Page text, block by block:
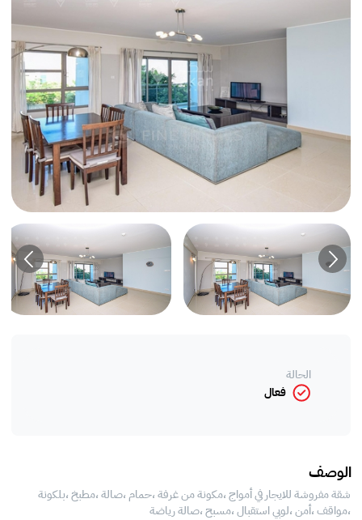
الحالة
فعال
الوصف
شقة مفروشة للايجار في أمواج ،مكونة من غرفة ،حمام ،صالة ،مطبخ ،بلكونة
،مواقف ،أمن ،لوبي استقبال ،مسبح ،صالة رياضة